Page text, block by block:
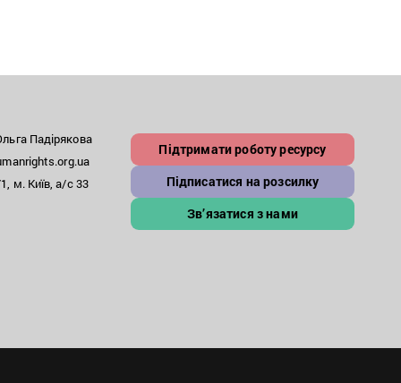
Падірякова
м. Київ, а/с 33
Підтримати роботу ресурсу
Підписатися на розсилку
Зв’язатися з нами